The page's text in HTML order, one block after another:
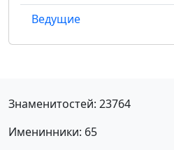
Ведущие
Знаменитостей: 23764
Именинники: 65